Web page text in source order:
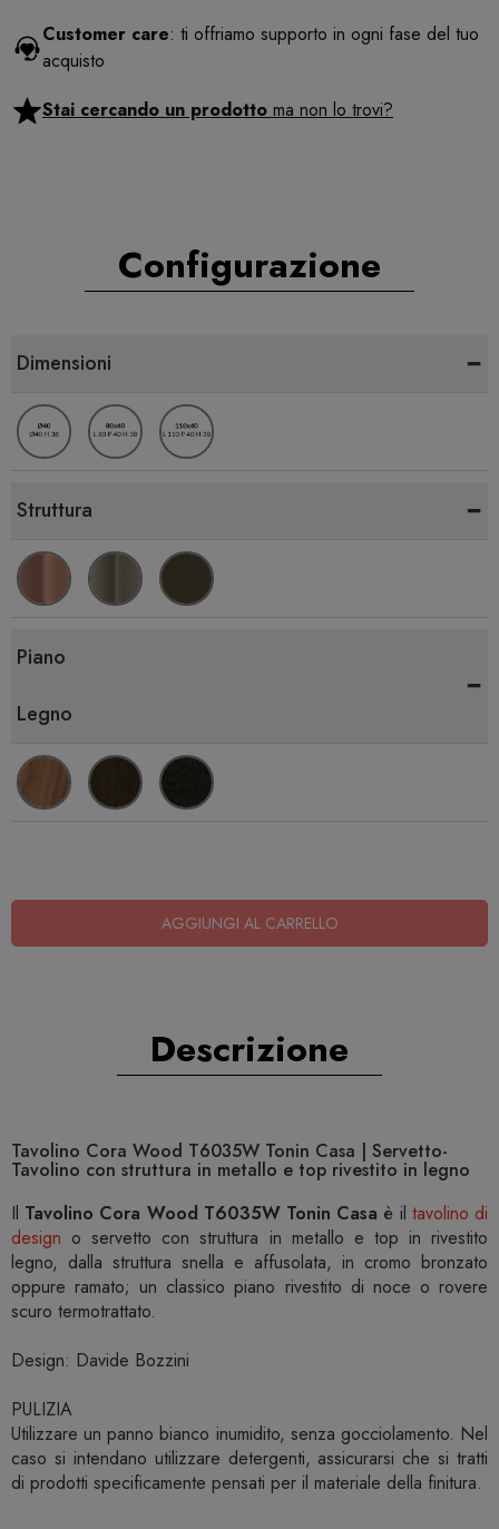
Customer care: ti offriamo supporto in ogni fase del tuo
acquisto
Stai cercando un prodotto ma non lo trovi?
Configurazione
Dimensioni -
Struttura -
Piano
Legno
-
AGGIUNGI AL CARRELLO
Descrizione
Tavolino Cora Wood T6035W Tonin Casa | Servetto-
Tavolino con struttura in metallo e top rivestito in legno
Il Tavolino Cora Wood T6035W Tonin Casa è il tavolino di
design o servetto con struttura in metallo e top in rivestito
legno, dalla struttura snella e affusolata, in cromo bronzato
oppure ramato; un classico piano rivestito di noce o rovere
scuro termotrattato.
Design: Davide Bozzini
PULIZIA
Utilizzare un panno bianco inumidito, senza gocciolamento. Nel
caso si intendano utilizzare detergenti, assicurarsi che si tratti
di prodotti specificamente pensati per il materiale della finitura.